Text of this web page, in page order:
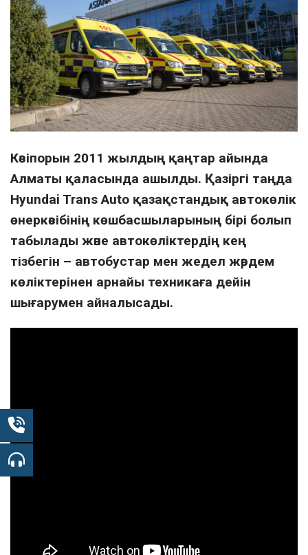
Кәсіпорын 2011 жылдың қаңтар айында
Алматы қаласында ашылды. Қазіргі таңда
Hyundai Trans Auto қазақстандық автокөлік
өнеркәсібінің көшбасшыларының бірі болып
табылады және автокөліктердің кең
тізбегін – автобустар мен жедел жәрдем
көліктерінен арнайы техникаға дейін
шығарумен айналысады.